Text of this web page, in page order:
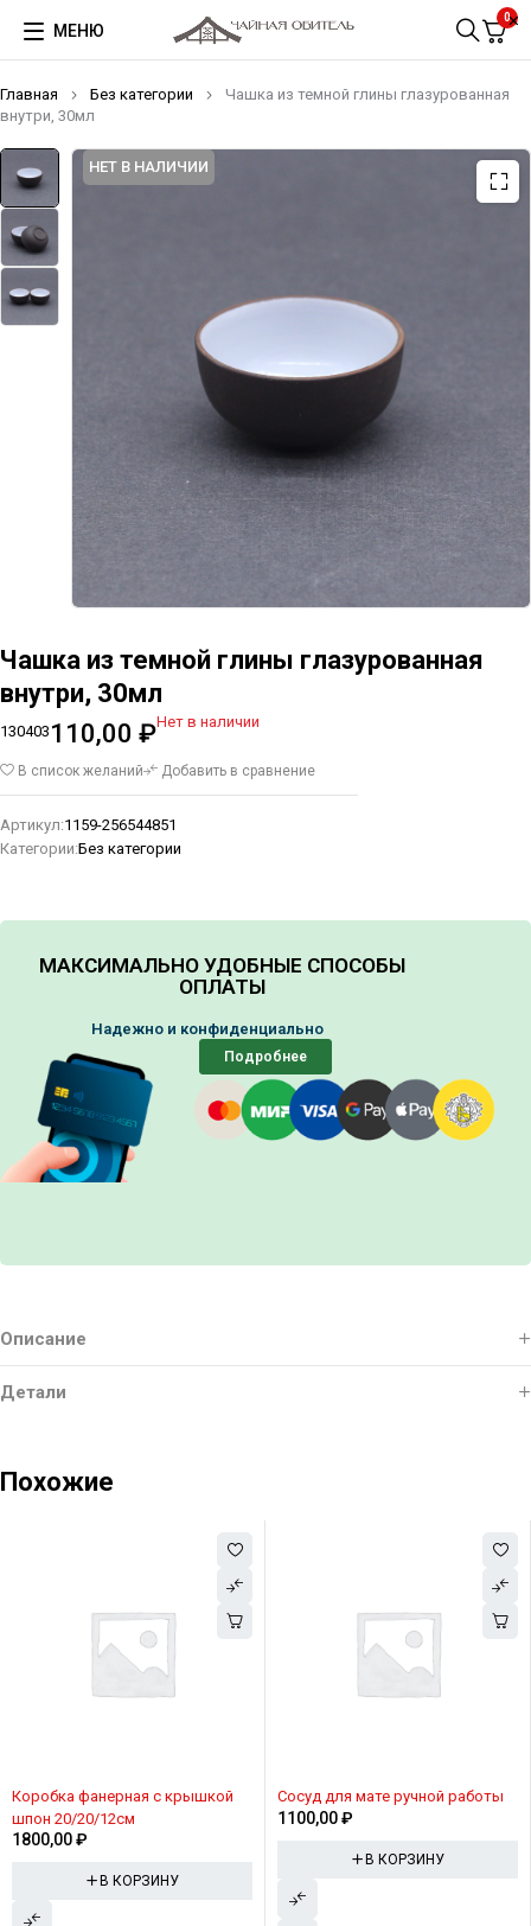
МЕНЮ
0
Главная Без категории
Чашка из темной глины глазурованная
внутри, 30мл
НЕТ В НАЛИЧИИ
Чашка из темной глины глазурованная
внутри, 30мл
130403 110,00 ₽Нет в наличии
В список желаний Добавить в сравнение
Артикул:1159-256544851
Категории:Без категории
МАКСИМАЛЬНО УДОБНЫЕ СПОСОБЫ
ОПЛАТЫ
Надежно и конфиденциально
Подробнее
Описание
Детали
Похожие
Коробка фанерная с крышкой
шпон 20/20/12см
1800,00₽
В КОРЗИНУ
Сосуд для мате ручной работы
1100,00₽
В КОРЗИНУ